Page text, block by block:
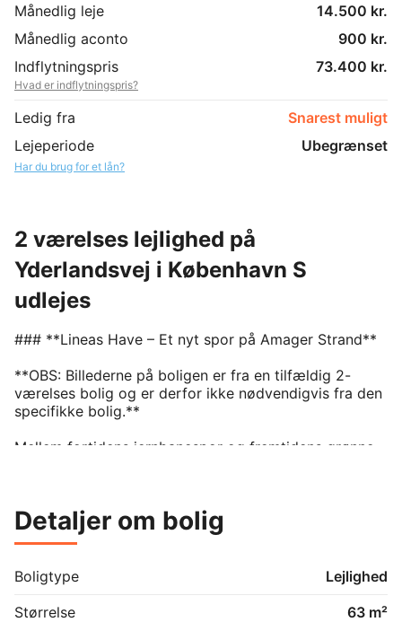
Månedlig leje
14.500 kr.
Månedlig aconto
900 kr.
Indflytningspris
73.400 kr.
Hvad er indflytningspris?
Ledig fra
Snarest muligt
Lejeperiode
Ubegrænset
Har du brug for et lån?
2 værelses lejlighed på
Yderlandsvej i København S
udlejes
### **Lineas Have – Et nyt spor på Amager Strand**
**OBS: Billederne på boligen er fra en tilfældig 2-
værelses bolig og er derfor ikke nødvendigvis fra den
specifikke bolig.**
Mellem fortidens jernbanespor og fremtidens grønne
Her, hvor linjerne før førte godstog gennem et råt og
fladt landskab, tegner Lineas Have i dag nye rammer
stringens med naturens åbne horisont og skaber en
bydel, hvor linjer, kig og bevægelse får plads.
Lineas Have er mere end et navn. Det er et udtryk for
Detaljer om bolig
Boligtype
Lejlighed
Størrelse
63 m²